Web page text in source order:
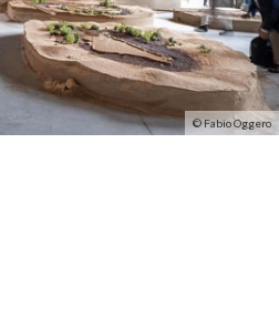
© Fabio Oggero